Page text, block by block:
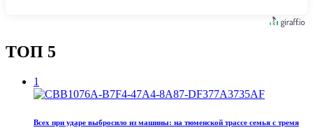
ТОП 5
1
Всех при ударе выбросило из машины: на тюменской трассе семья с тремя